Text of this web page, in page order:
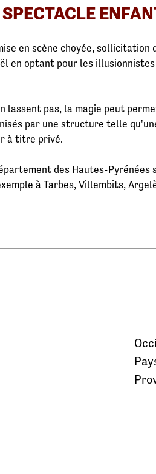
en scène choyée, sollicitation
en optant pour les
lassent pas, la magie peut
par une structure telle
à titre privé.
des Hautes-Pyrénées
à Tarbes, Villembits,